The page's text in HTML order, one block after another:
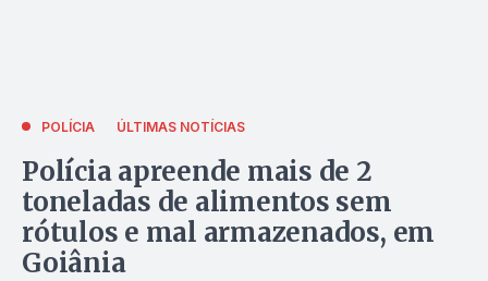
POLÍCIA ÚLTIMAS NOTÍCIAS
Polícia apreende mais de 2
toneladas de alimentos sem
rótulos e mal armazenados, em
Goiânia